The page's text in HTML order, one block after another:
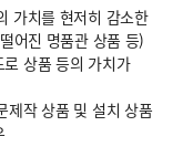
가치를 현저히 감소한
어진 명품관 상품 등)
상품 등의 가치가
제작 상품 및 설치 상품